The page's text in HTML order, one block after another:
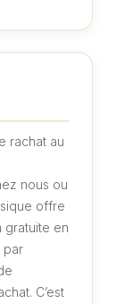
rachat au
nous ou
offre
gratuite en
par
C’est